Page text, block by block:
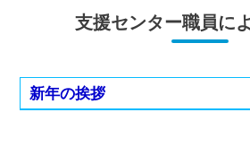
支援センター職員に
新年の挨拶